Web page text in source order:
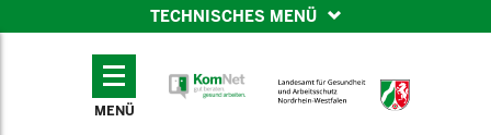
TECHNISCHES MENÜ
TECHNISCHES
MENÜ